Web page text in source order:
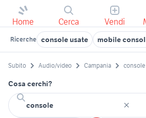
Home Cerca Vendi
Ricerche console usate mobile
Subito Audio/video Campania console
Cosa cerchi?